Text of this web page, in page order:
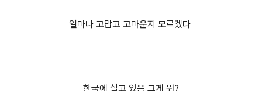
얼마나 고맙고 고마운지 모르겠다
한국에 살고 있음 그게 뭐?